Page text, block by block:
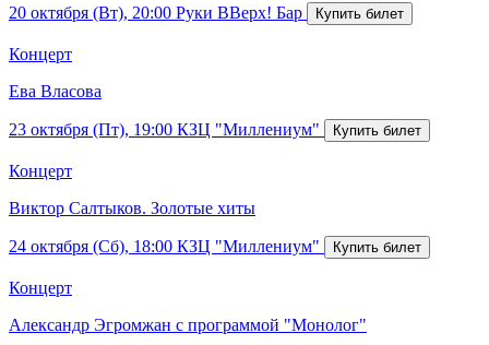
20 октября (Вт), 20:00 Руки ВВерх! Бар
Концерт
Ева Власова
23 октября (Пт), 19:00 КЗЦ "Миллениум"
Концерт
Виктор Салтыков. Золотые хиты
24 октября (Сб), 18:00 КЗЦ "Миллениум"
Концерт
Александр Эгромжан с программой "Монолог"